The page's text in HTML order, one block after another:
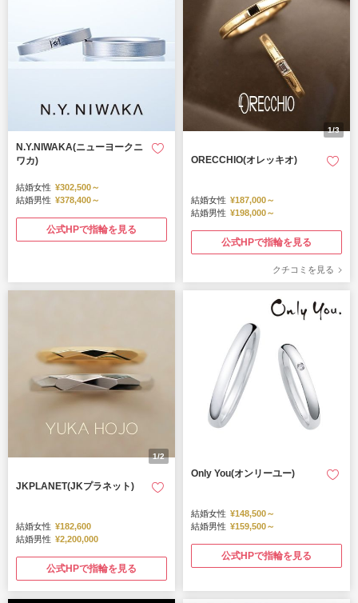
N.Y.NIWAKA(ニューヨークニ
ワカ)
結婚女性 ¥302,500～
結婚男性 ¥378,400～
公式HPで指輪を見る
1/3
ORECCHIO(オレッキオ)
結婚女性 ¥187,000～
結婚男性 ¥198,000～
公式HPで指輪を見る
クチコミを見る
1/2
JKPLANET(JKプラネット)
結婚女性 ¥182,600
結婚男性 ¥2,200,000
公式HPで指輪を見る
Only You(オンリーユー)
結婚女性 ¥148,500～
結婚男性 ¥159,500～
公式HPで指輪を見る